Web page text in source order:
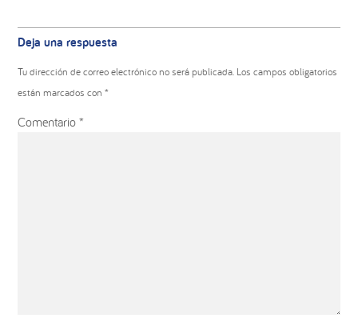
Deja una respuesta
Tu dirección de correo electrónico no será publicada. Los campos obligatorios
están marcados con*
Comentario*